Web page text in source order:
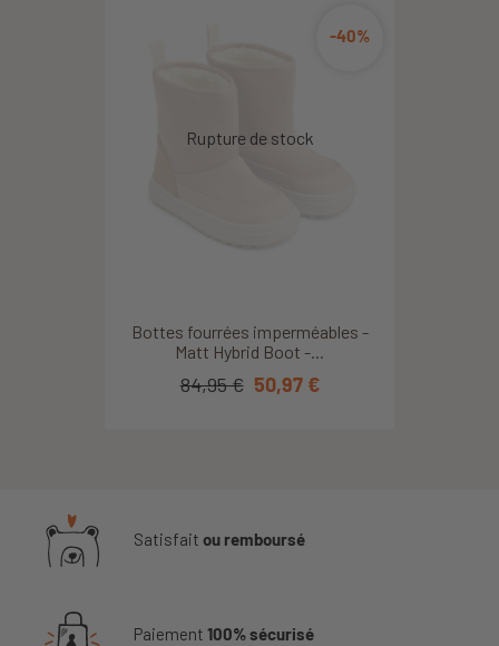
Bottes fourrées imperméables -
Matt Hybrid Boot -...
-40%
84,95 € 50,97 €
Satisfait ou remboursé
Paiement 100% sécurisé